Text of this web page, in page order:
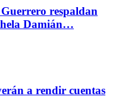
respaldan
Damián…
a rendir cuentas